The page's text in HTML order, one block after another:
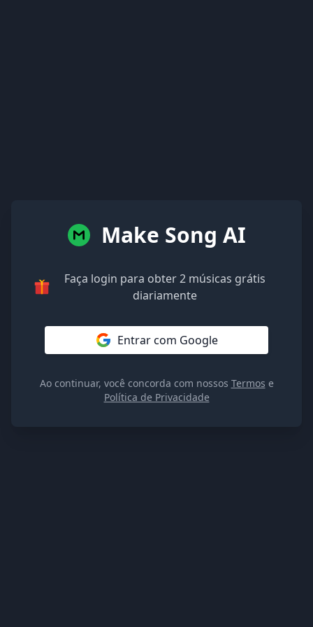
Make Song AI
Faça login para obter 2 músicas grátis
diariamente
Entrar com Google
Ao continuar, você concorda com nossos Termos e
Política de Privacidade